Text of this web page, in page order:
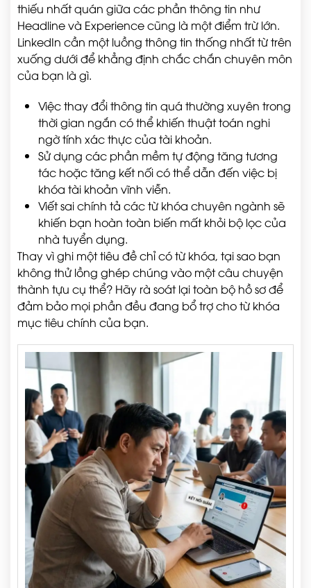
thiếu nhất quán giữa các phần thông tin như
Headline và Experience cũng là một điểm trừ lớn.
LinkedIn cần một luồng thông tin thống nhất từ trên
xuống dưới để khẳng định chắc chắn chuyên môn
của bạn là gì.
Việc thay đổi thông tin quá thường xuyên trong
thời gian ngắn có thể khiến thuật toán nghi
ngờ tính xác thực của tài khoản.
Sử dụng các phần mềm tự động tăng tương
tác hoặc tăng kết nối có thể dẫn đến việc bị
khóa tài khoản vĩnh viễn.
Viết sai chính tả các từ khóa chuyên ngành sẽ
khiến bạn hoàn toàn biến mất khỏi bộ lọc của
nhà tuyển dụng.
Thay vì ghi một tiêu đề chỉ có từ khóa, tại sao bạn
không thử lồng ghép chúng vào một câu chuyện
thành tựu cụ thể? Hãy rà soát lại toàn bộ hồ sơ để
đảm bảo mọi phần đều đang bổ trợ cho từ khóa
mục tiêu chính của bạn.